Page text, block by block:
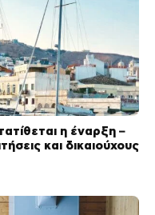
η έναρξη –
και δικαιούχους